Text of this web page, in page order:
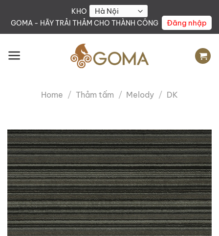
KHO
GOMA - HÃY TRẢI THẢM CHO THÀNH CÔNG
Đăng nhập
Home / Thảm tấm / Melody / DK